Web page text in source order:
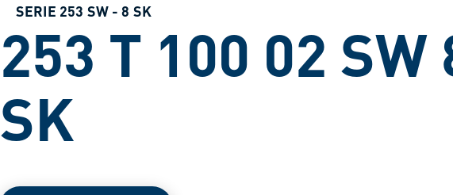
SERIE 253 SW - 8 SK
253 T 100 02 SW
SK